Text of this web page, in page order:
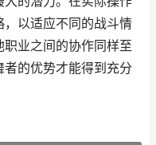
以适应不同的战斗情
业之间的协作同样至
的优势才能得到充分